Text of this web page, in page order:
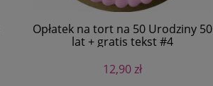
Opłatek na tort na 50 Urodziny 50
lat + gratis tekst #4
12,90 zł